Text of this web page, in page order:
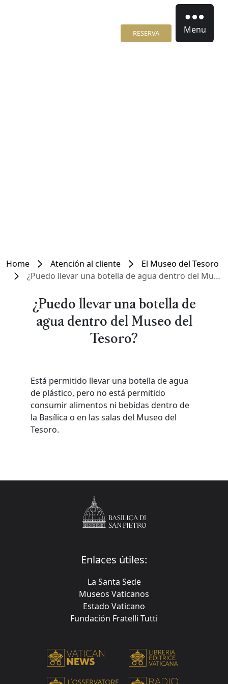
RESERVA Menu
Home Atención al cliente
El Museo del Tesoro
¿Puedo llevar una botella de agua dentro del Museo del Tesoro?
¿Puedo llevar una botella de
agua dentro del Museo del
Tesoro?
Está permitido llevar una botella de agua
de plástico, pero no está permitido
consumir alimentos ni bebidas dentro de
la Basílica o en las salas del Museo del
Tesoro.
Enlaces útiles:
La Santa Sede
Museos Vaticanos
Estado Vaticano
Fundación Fratelli Tutti